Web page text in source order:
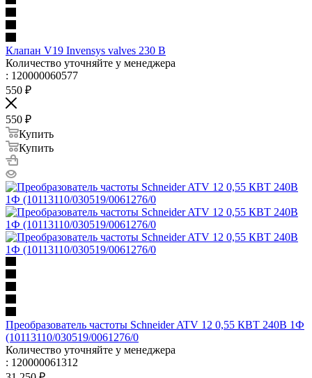
Клапан V19 Invensys valves 230 В
Количество уточняйте у менеджера
: 120000060577
550 ₽
550 ₽
Купить
Купить
Преобразователь частоты Schneider ATV 12 0,55 КВТ 240В 1Ф
(10113110/030519/0061276/0
Количество уточняйте у менеджера
: 120000061312